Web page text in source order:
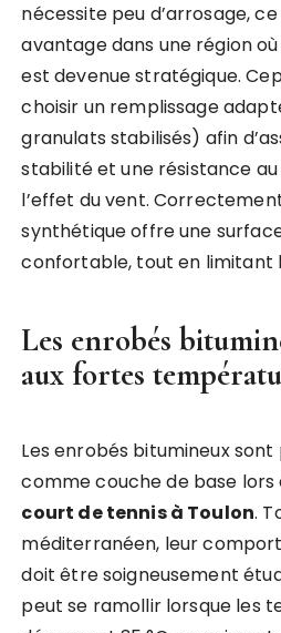
nécessite peu d’arrosage,
avantage dans une région
est devenue stratégique.
choisir un remplissage
granulats stabilisés) afin
stabilité et une résistance
l’effet du vent.
synthétique offre une
confortable, tout en limitant
Les enrobés
aux fortes
Les enrobés bitumineux sont
comme couche de base lors
court de tennis à Toulon.
méditerranéen, leur
doit être soigneusement
peut se ramollir lorsque les